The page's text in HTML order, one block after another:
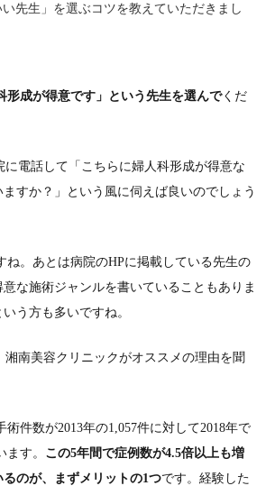
先生」を選ぶコツを教えていただきまし
形成が得意です」という先生を選んでくだ
に電話して「こちらに婦人科形成が得意な
すか？」という風に伺えば良いのでしょう
ね。あとは病院のHPに掲載している先生の
な施術ジャンルを書いていることもありま
う方も多いですね。
湘南美容クリニックがオススメの理由を聞
術件数が2013年の1,057件に対して2018年で
ます。 この5年間で症例数が4.5倍以上も増
のが、まずメリットの1つです。経験した